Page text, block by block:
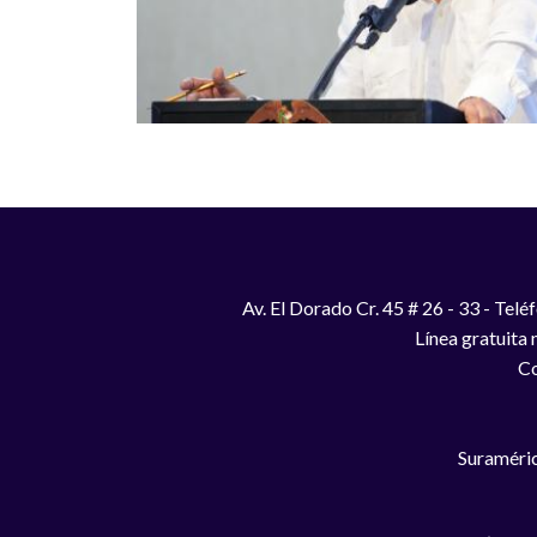
Av. El Dorado Cr. 45 # 26 - 33 -
Línea gratuita